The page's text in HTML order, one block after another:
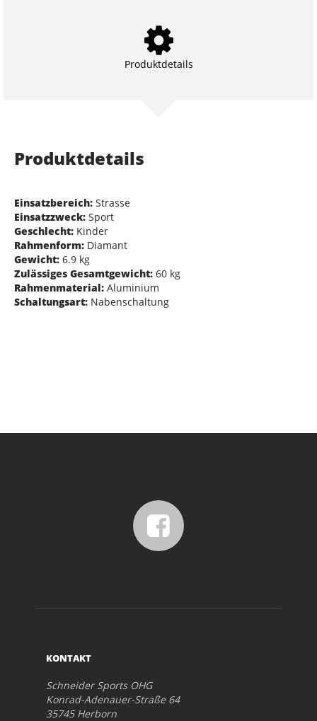
Produktdetails
Produktdetails
Einsatzbereich: Strasse
Einsatzzweck: Sport
Geschlecht: Kinder
Rahmenform: Diamant
Gewicht: 6.9 kg
Zulässiges Gesamtgewicht: 60 kg
Rahmenmaterial: Aluminium
Schaltungsart: Nabenschaltung
KONTAKT
Schneider Sports OHG
Konrad-Adenauer-Straße 64
35745 Herborn